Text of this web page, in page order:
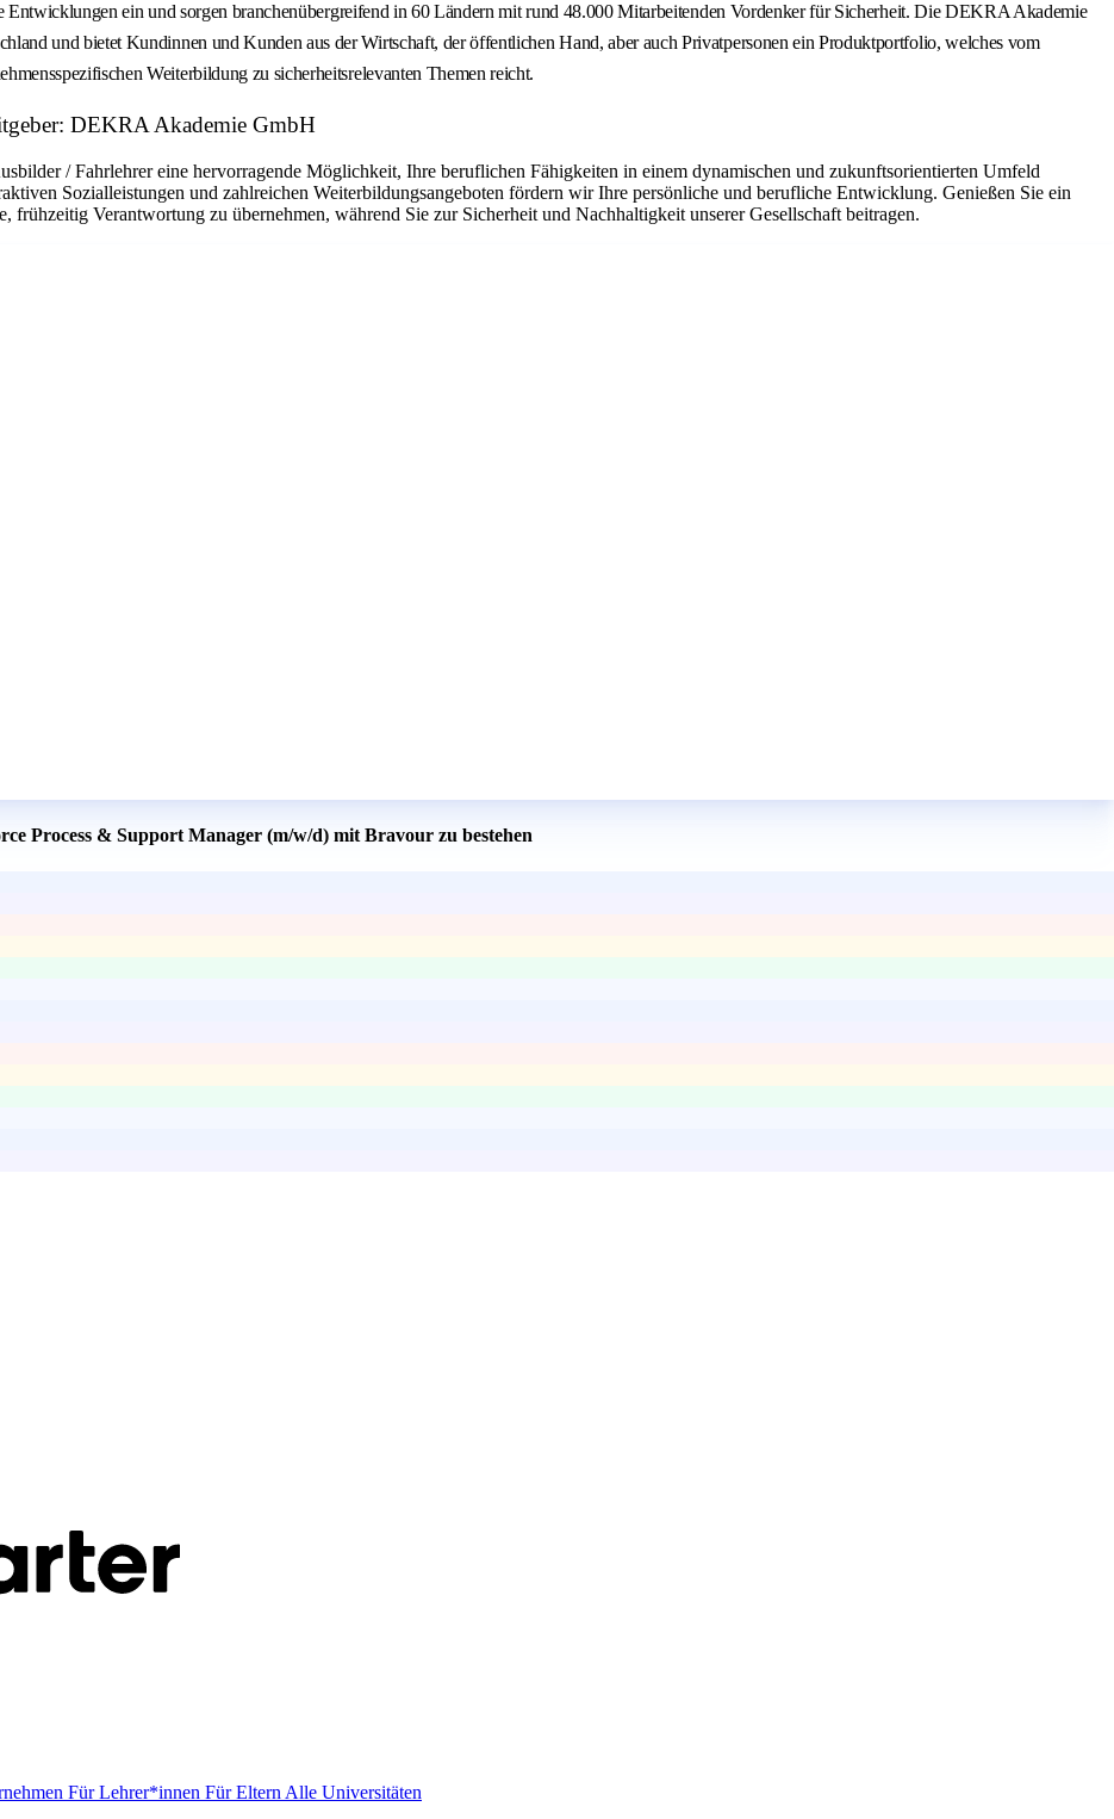
Entwicklungen ein und sorgen branchenübergreifend in 60 Ländern mit rund 48.000 Mitarbeitenden Vordenker für Sicherheit. Die DEKRA Akademie
und bietet Kundinnen und Kunden aus der Wirtschaft, der öffentlichen Hand, aber auch Privatpersonen ein Produktportfolio, welches vom
Weiterbildung zu sicherheitsrelevanten Themen reicht.
DEKRA Akademie GmbH
/ Fahrlehrer eine hervorragende Möglichkeit, Ihre beruflichen Fähigkeiten in einem dynamischen und zukunftsorientierten Umfeld
Sozialleistungen und zahlreichen Weiterbildungsangeboten fördern wir Ihre persönliche und berufliche Entwicklung. Genießen Sie ein
frühzeitig Verantwortung zu übernehmen, während Sie zur Sicherheit und Nachhaltigkeit unserer Gesellschaft beitragen.
Process & Support Manager (m/w/d) mit Bravour zu bestehen
Für Lehrer*innen Für Eltern Alle Universitäten